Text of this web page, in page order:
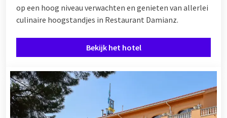
op een hoog niveau verwachten en genieten van allerlei
culinaire hoogstandjes in Restaurant Damianz.
Bekijk het hotel